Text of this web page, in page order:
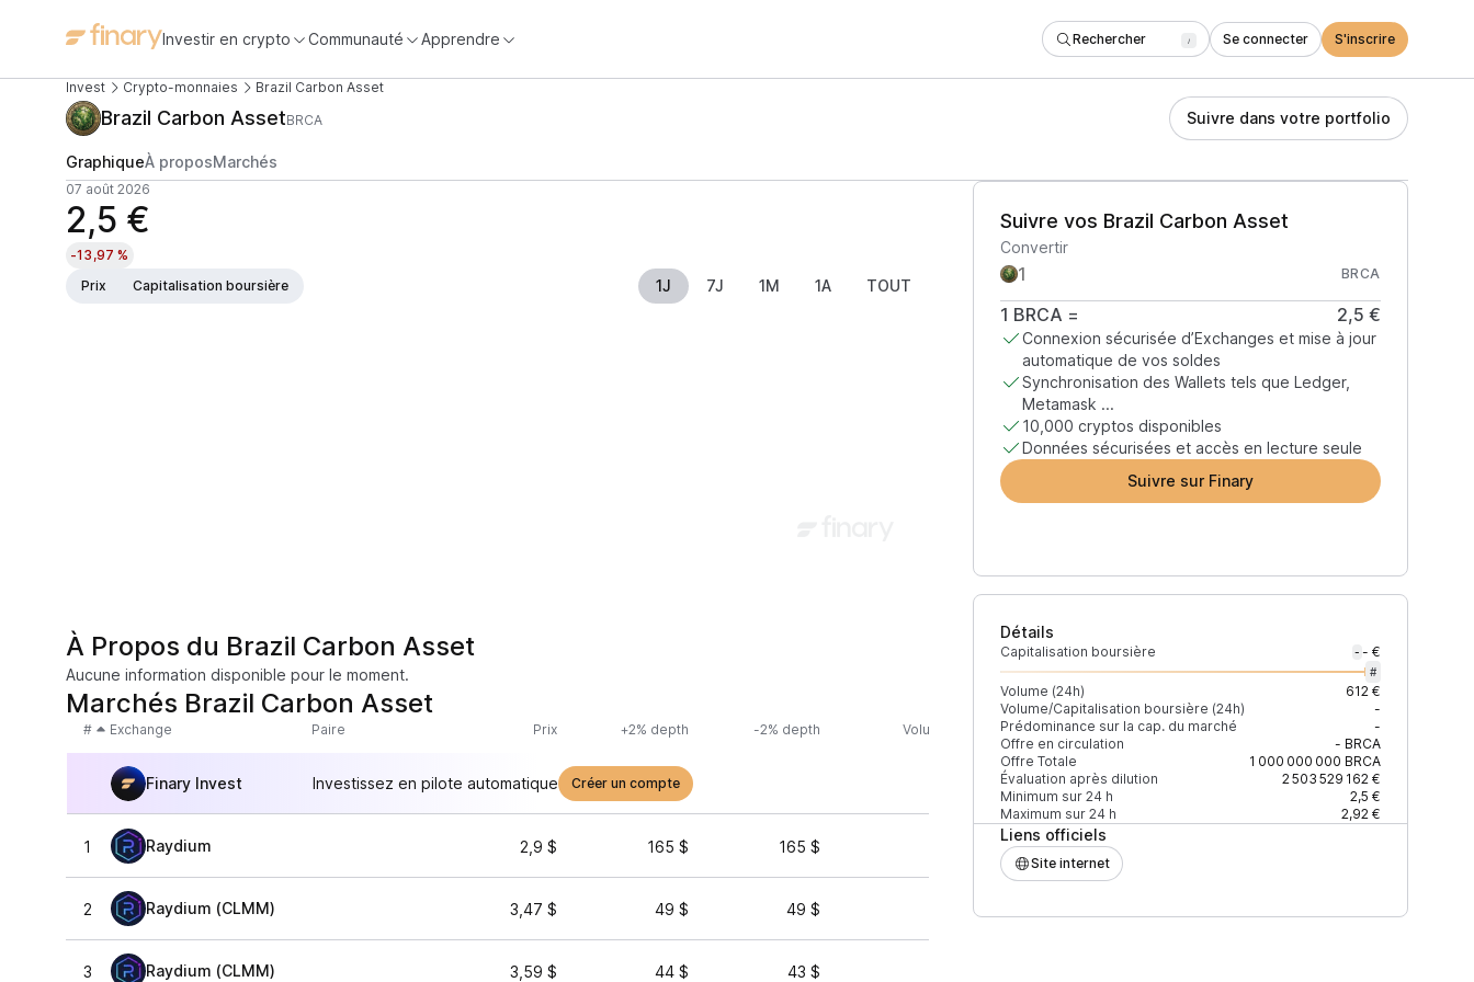
Investir en crypto Communauté Apprendre Rechercher / Se connecter S'inscrire
Invest Crypto-monnaies Brazil Carbon Asset
Brazil Carbon AssetBRCA Suivre dans votre portfolio
GraphiqueÀ proposMarchés
07 août 2026
2,5 €
-13,97 %
Prix
Capitalisation boursière 1J 7J 1M 1A TOUT
Suivre vos Brazil Carbon Asset
Convertir
BRCA
1 BRCA = 2,5 €
Connexion sécurisée d’Exchanges et mise à jour
automatique de vos soldes
Synchronisation des Wallets tels que Ledger,
Metamask ...
10,000 cryptos disponibles
Données sécurisées et accès en lecture seule
Suivre sur Finary
Détails
Capitalisation boursière - - €
#
Volume (24h)
612 €
Volume/Capitalisation boursière (24h)
-
Prédominance sur la cap. du marché
-
Offre en circulation
- BRCA
Offre Totale
1 000 000 000 BRCA
Évaluation après dilution
2 503 529 162 €
Minimum sur 24 h
2,5 €
Maximum sur 24 h
2,92 €
Liens officiels
Site internet
À Propos du Brazil Carbon Asset
Aucune information disponible pour le moment.
Marchés Brazil Carbon Asset
# Exchange Paire Prix +2% depth -2% depth Volume (24h) % du volume Confiance Mis à jour
Finary Invest Investissez en pilote automatique Créer un compte
1 Raydium 2,9 $ 165 $ 165 $ 100 %
2 Raydium (CLMM) 3,47 $ 49 $ 49 $ 91 $
3 Raydium (CLMM) 3,59 $ 44 $ 43 $